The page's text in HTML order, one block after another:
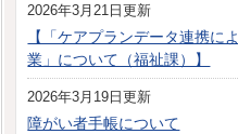
2026年3月21日更新
【「ケアプランデータ連携に
業」について（福祉課）】
2026年3月19日更新
障がい者手帳について